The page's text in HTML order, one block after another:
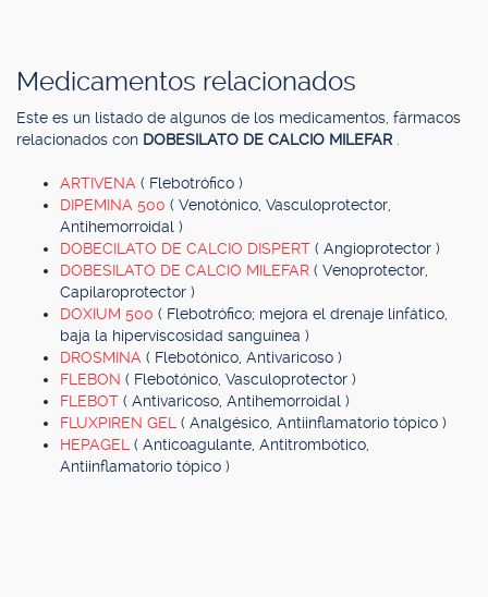
Medicamentos relacionados
Este es un listado de algunos de los medicamentos, fármacos
relacionados con DOBESILATO DE CALCIO MILEFAR
ARTIVENA ( Flebotrófico )
DIPEMINA 500 ( Venotónico, Vasculoprotector,
Antihemorroidal )
DOBECILATO DE CALCIO DISPERT ( Angioprotector )
DOBESILATO DE CALCIO MILEFAR ( Venoprotector,
Capilaroprotector )
DOXIUM 500 ( Flebotrófico; mejora el drenaje linfático,
baja la hiperviscosidad sanguínea )
DROSMINA ( Flebotónico, Antivaricoso )
FLEBON ( Flebotónico, Vasculoprotector )
FLEBOT ( Antivaricoso, Antihemorroidal )
FLUXPIREN GEL ( Analgésico, Antiinflamatorio tópico )
HEPAGEL ( Anticoagulante, Antitrombótico,
Antiinflamatorio tópico )